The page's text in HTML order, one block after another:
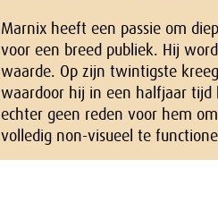
Marnix heeft een passie om
voor een breed publiek. Hij
waarde. Op zijn twintigste
waardoor hij in een halfjaar tijd
echter geen reden voor hem
volledig non-visueel te